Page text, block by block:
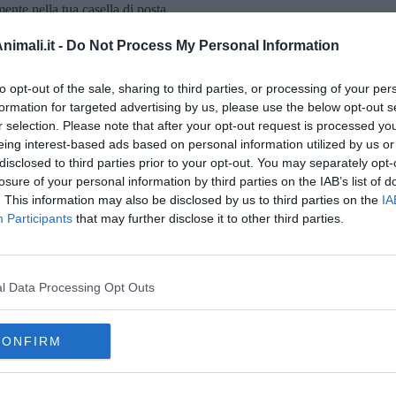
- Do Not Process My Personal Information
opt-out of the sale, sharing to third parties, or processing of your
for targeted advertising by us, please use the below opt-out
selection. Please note that after your opt-out request is processed
interest-based ads based on personal information utilized by us
to third parties prior to your opt-out. You may separately
of your personal information by third parties on the IAB’s list of
This information may also be disclosed by us to third parties on the
Participants that may further disclose it to other third parties.
Data Processing Opt Outs
nella tua casella di posta.
proprietario
Le notizie di oggi
Persone